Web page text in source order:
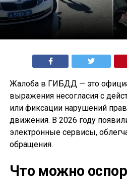
Жалоба в ГИБДД — это
выражения несогласия с
или фиксации нарушений
движения. В 2026 году
электронные сервисы,
обращения.
Что можно